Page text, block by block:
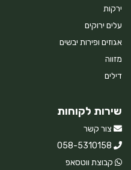
ירקות
עלים ירוקים
אגוזים ופירות יבשים
מזווה
דילים
שירות לקוחות
צור קשר
058-5310158
קבוצת ווטסאפ